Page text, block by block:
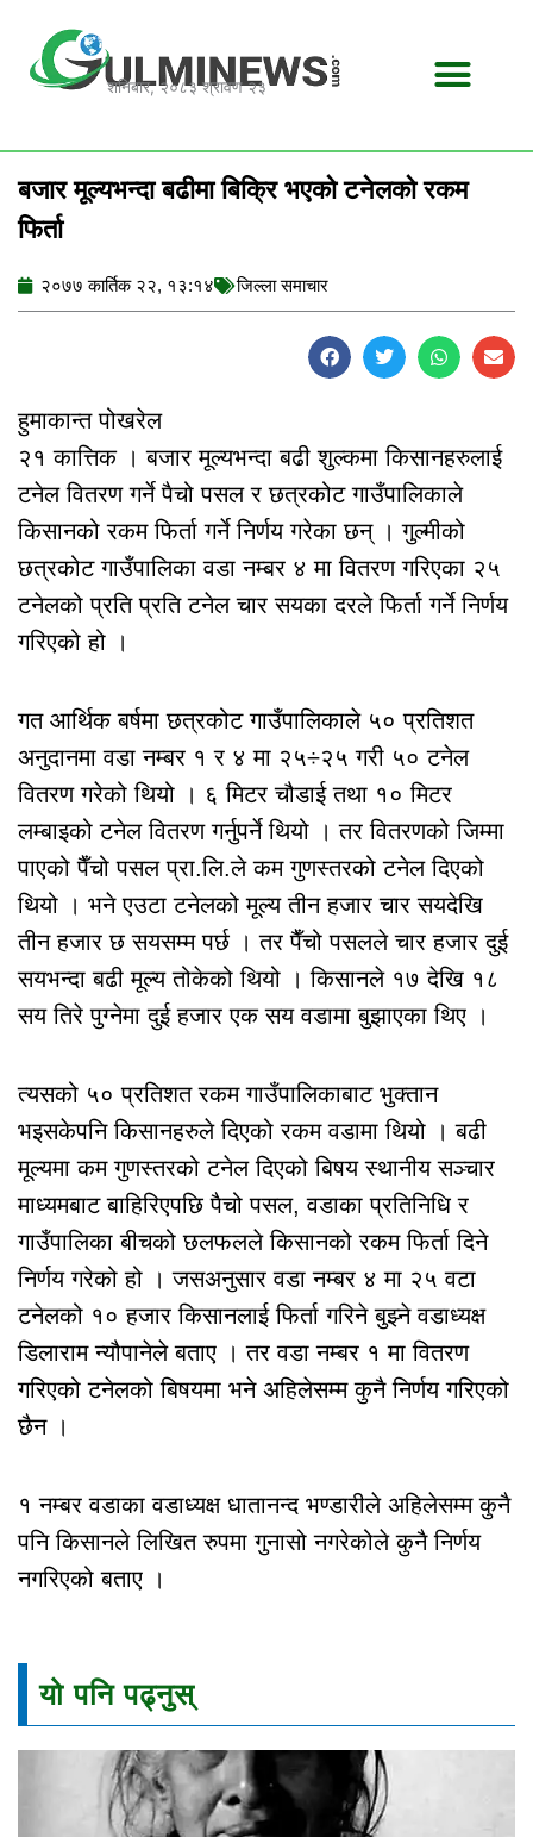
content
शनिबार, २०८३ श्रावण २३
बजार मूल्यभन्दा बढीमा बिक्रि भएको टनेलको रकम
फिर्ता
२०७७ कार्तिक २२, १३:१४ जिल्ला समाचार
हुमाकान्त पोखरेल
२१ कात्तिक । बजार मूल्यभन्दा बढी शुल्कमा किसानहरुलाई
टनेल वितरण गर्ने पैचो पसल र छत्रकोट गाउँपालिकाले
किसानको रकम फिर्ता गर्ने निर्णय गरेका छन् । गुल्मीको
छत्रकोट गाउँपालिका वडा नम्बर ४ मा वितरण गरिएका २५
टनेलको प्रति प्रति टनेल चार सयका दरले फिर्ता गर्ने निर्णय
गरिएको हो ।
गत आर्थिक बर्षमा छत्रकोट गाउँपालिकाले ५० प्रतिशत
अनुदानमा वडा नम्बर १ र ४ मा २५÷२५ गरी ५० टनेल
वितरण गरेको थियो । ६ मिटर चौडाई तथा १० मिटर
लम्बाइको टनेल वितरण गर्नुपर्ने थियो । तर वितरणको जिम्मा
पाएको पैँचो पसल प्रा.लि.ले कम गुणस्तरको टनेल दिएको
थियो । भने एउटा टनेलको मूल्य तीन हजार चार सयदेखि
तीन हजार छ सयसम्म पर्छ । तर पैँचो पसलले चार हजार दुई
सयभन्दा बढी मूल्य तोकेको थियो । किसानले १७ देखि १८
सय तिरे पुग्नेमा दुई हजार एक सय वडामा बुझाएका थिए ।
त्यसको ५० प्रतिशत रकम गाउँपालिकाबाट भुक्तान
भइसकेपनि किसानहरुले दिएको रकम वडामा थियो । बढी
मूल्यमा कम गुणस्तरको टनेल दिएको बिषय स्थानीय सञ्चार
माध्यमबाट बाहिरिएपछि पैचो पसल, वडाका प्रतिनिधि र
गाउँपालिका बीचको छलफलले किसानको रकम फिर्ता दिने
निर्णय गरेको हो । जसअनुसार वडा नम्बर ४ मा २५ वटा
टनेलको १० हजार किसानलाई फिर्ता गरिने बुझ्ने वडाध्यक्ष
डिलाराम न्यौपानेले बताए । तर वडा नम्बर १ मा वितरण
गरिएको टनेलको बिषयमा भने अहिलेसम्म कुनै निर्णय गरिएको
छैन ।
१ नम्बर वडाका वडाध्यक्ष धातानन्द भण्डारीले अहिलेसम्म कुनै
पनि किसानले लिखित रुपमा गुनासो नगरेकोले कुनै निर्णय
नगरिएको बताए ।
यो पनि पढ्नुस्